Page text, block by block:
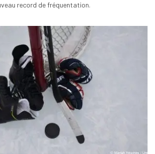
record de fréquentation.